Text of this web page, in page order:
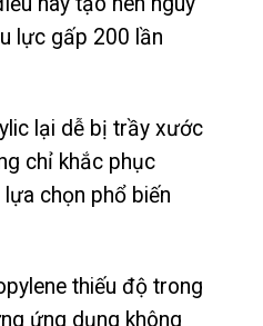
lực gấp 200 lần
lại dễ bị trầy xước
chỉ khắc phục
chọn phổ biến
thiếu độ trong
ứng dụng không